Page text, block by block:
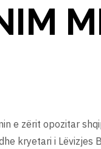
e zërit opozitar
kryetari i Lëvizjes